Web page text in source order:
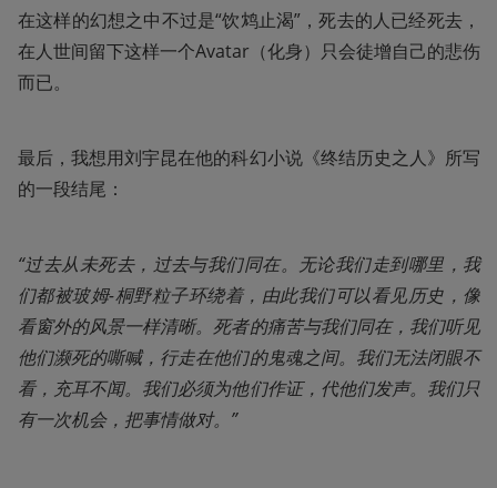
在这样的幻想之中不过是“饮鸩止渴”，死去的人已经死去，
在人世间留下这样一个Avatar（化身）只会徒增自己的悲伤
而已。
最后，我想用刘宇昆在他的科幻小说《终结历史之人》所写
的一段结尾：
“过去从未死去，过去与我们同在。无论我们走到哪里，我
们都被玻姆-桐野粒子环绕着，由此我们可以看见历史，像
看窗外的风景一样清晰。死者的痛苦与我们同在，我们听见
他们濒死的嘶喊，行走在他们的鬼魂之间。我们无法闭眼不
看，充耳不闻。我们必须为他们作证，代他们发声。我们只
有一次机会，把事情做对。”